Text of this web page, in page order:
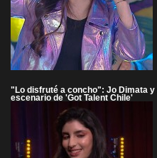
"Lo disfruté a concho": Jo Dimata
escenario de 'Got Talent Chile'